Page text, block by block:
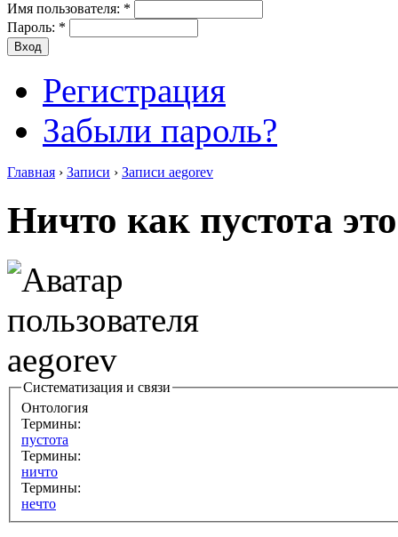
Имя пользователя: *
Пароль: *
Регистрация
Забыли пароль?
Главная › Записи › Записи aegorev
Ничто как пустота
Систематизация и связи
Онтология
Термины:
пустота
Термины:
ничто
Термины:
нечто